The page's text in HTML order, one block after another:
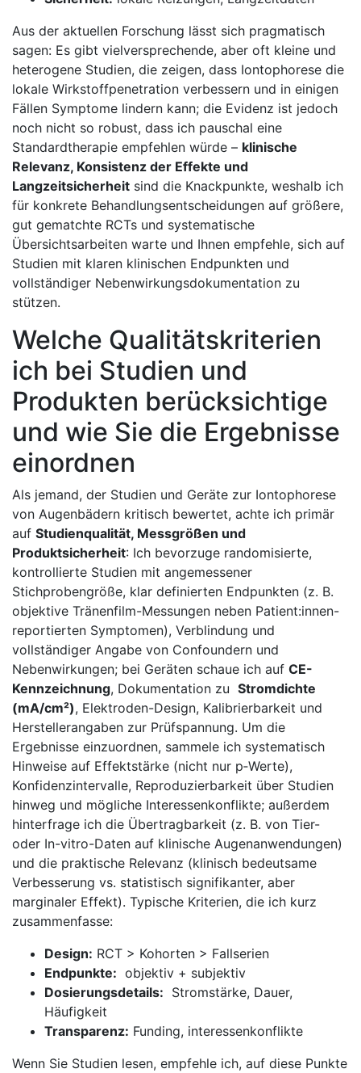
Aus der aktuellen Forschung lässt sich pragmatisch‍
sagen: ⁤Es ⁢gibt ​vielversprechende, aber oft kleine und
⁣heterogene Studien, die ⁤zeigen, dass Iontophorese die
⁤lokale Wirkstoffpenetration ​verbessern ⁤und⁣ in einigen
Fällen‍ Symptome lindern kann; die Evidenz ist jedoch
noch nicht so robust,⁤ dass ich‍ pauschal ⁤eine
Standardtherapie empfehlen würde – klinische
Relevanz, Konsistenz der Effekte und
Langzeitsicherheit sind die Knackpunkte,‌ weshalb ich
für ⁢konkrete ​Behandlungsentscheidungen auf ⁣größere,
gut gematchte RCTs⁣ und systematische
Übersichtsarbeiten warte und Ihnen empfehle, sich auf
Studien mit klaren klinischen Endpunkten und
vollständiger Nebenwirkungsdokumentation zu
⁢stützen.
Welche Qualitätskriterien
⁤ich ​bei Studien und
Produkten berücksichtige⁤
und wie Sie die Ergebnisse
einordnen
Als jemand,​ der Studien und Geräte zur Iontophorese
von‌ Augenbädern kritisch bewertet, achte ich primär
⁢auf⁢ Studienqualität, Messgrößen und
Produktsicherheit: ​Ich bevorzuge randomisierte,
kontrollierte Studien mit angemessener
Stichprobengröße, klar definierten Endpunkten‍ (z. B.
objektive Tränenfilm-Messungen neben Patient:innen-
reportierten Symptomen),⁢ Verblindung und
vollständiger‌ Angabe von Confoundern und‍
Nebenwirkungen; bei Geräten schaue‍ ich ⁤auf CE-
Kennzeichnung, Dokumentation zu ​ Stromdichte​
(mA/cm²), Elektroden-Design, Kalibrierbarkeit⁣ und
Herstellerangaben zur Prüfspannung.⁢ Um‍ die
⁣Ergebnisse einzuordnen, sammele ich systematisch
Hinweise auf Effektstärke‍ (nicht nur p‑Werte),
Konfidenzintervalle, Reproduzierbarkeit über ​Studien
hinweg ‍und mögliche ⁢Interessenkonflikte;‌ außerdem
hinterfrage ich ⁢die Übertragbarkeit (z. B. von Tier-
oder​ In-vitro-Daten⁣ auf ​klinische Augenanwendungen)
und die praktische⁤ Relevanz (klinisch bedeutsame
Verbesserung​ vs. statistisch signifikanter, aber
marginaler Effekt). Typische Kriterien, die⁤ ich kurz​
zusammenfasse: ‍
Design: RCT > Kohorten⁤ > ⁤Fallserien
Endpunkte: ‌ objektiv + subjektiv
Dosierungsdetails: ⁤ Stromstärke, Dauer,
Häufigkeit
Transparenz: Funding, interessenkonflikte
Wenn Sie Studien lesen,‌ empfehle ich, auf ‌diese Punkte